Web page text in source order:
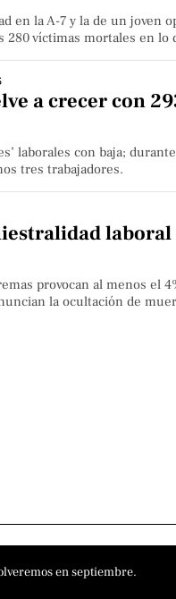
en la A-7 y la de un joven
víctimas mortales en lo
a crecer con
laborales con baja;
tres trabajadores.
laboral
provocan al menos el
la ocultación de
Contacto Aviso Legal
en septiembre.